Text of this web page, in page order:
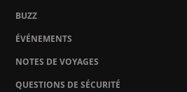
BUZZ
ÉVÉNEMENTS
NOTES DE VOYAGES
QUESTIONS DE SÉCURITÉ